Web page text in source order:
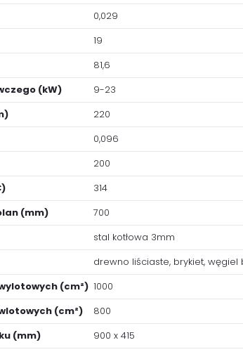
0,029
19
81,6
(kW)
9-23
220
0,096
200
314
(mm)
700
stal kotłowa 3mm
drewno liściaste, brykiet, węgiel
(cm²) 1000
(cm²)
800
(mm)
900 x 415